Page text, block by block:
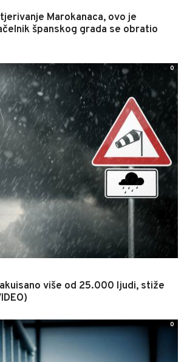
Marokanaca, ovo je
španskog grada se obratio
više od 25.000 ljudi, stiže
0
0